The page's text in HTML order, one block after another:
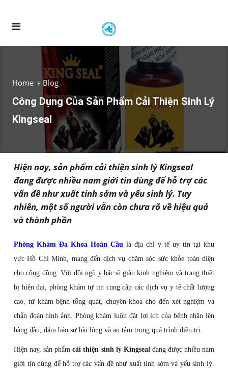
Home Blog
Công Dụng Của Sản Phẩm Cải Thiện Sinh Lý
Kingseal
Hiện nay, sản phẩm cải thiện sinh lý Kingseal
đang được nhiều nam giới tin dùng để hỗ trợ các
vấn đề như xuất tinh sớm và yếu sinh lý. Tuy
nhiên, một số người vẫn còn chưa rõ về hiệu quả
và thành phần
Phòng Khám Đa Khoa Hoàn Cầu là địa chỉ y tế uy tín tại khu
vực Hồ Chí Minh, mang đến dịch vụ chăm sóc sức khỏe toàn diện
cho cộng đồng. Với đội ngũ y bác sĩ giàu kinh nghiệm và trang thiết
bị hiện đại, phòng khám tự tin cung cấp các dịch vụ y tế chất lượng
cao, từ khám bệnh tổng quát, chuyên khoa cho đến xét nghiệm và
chẩn đoán hình ảnh. Phòng khám luôn đặt lợi ích của bệnh nhân lên
hàng đầu, đảm bảo sự hài lòng và an tâm trong quá trình điều trị.
Hiện nay, sản phẩmcải thiện sinh lý Kingsealđang được nhiều nam
giới tin dùng để hỗ trợ các vấn đề như xuất tinh sớm và yếu sinh lý.